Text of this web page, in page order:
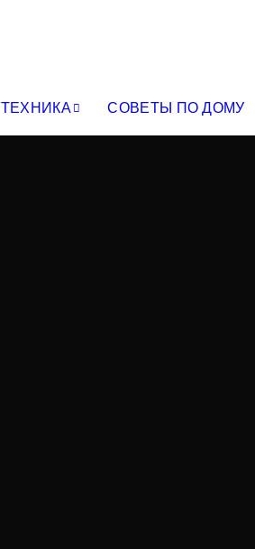
ТЕХНИКА СОВЕТЫ ПО ДОМУ